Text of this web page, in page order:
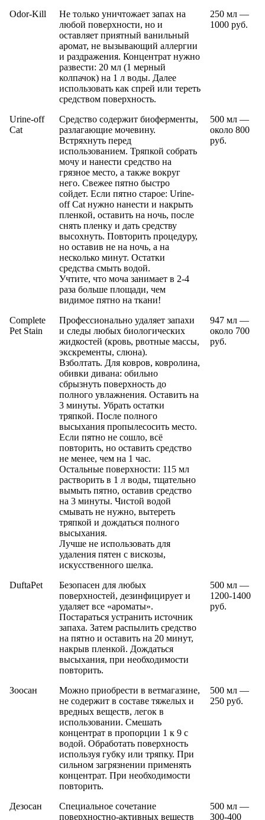
Odor-Kill
Не только уничтожает запах на
любой поверхности, но и
оставляет приятный ванильный
аромат, не вызывающий аллергии
и раздражения. Концентрат нужно
развести: 20 мл (1 мерный
колпачок) на 1 л воды. Далее
использовать как спрей или тереть
средством поверхность.
250 мл —
1000 руб.
Urine-off
Cat
Средство содержит биоферменты,
разлагающие мочевину.
Встряхнуть перед
использованием. Тряпкой собрать
мочу и нанести средство на
грязное место, а также вокруг
него. Свежее пятно быстро
сойдет. Если пятно старое: Urine-
off Cat нужно нанести и накрыть
пленкой, оставить на ночь, после
снять пленку и дать средству
высохнуть. Повторить процедуру,
но оставив не на ночь, а на
несколько минут. Остатки
средства смыть водой.
Учтите, что моча занимает в 2-4
раза больше площади, чем
видимое пятно на ткани!
500 мл —
около 800
руб.
Complete
Pet Stain
Профессионально удаляет запахи
и следы любых биологических
жидкостей (кровь, рвотные массы,
экскременты, слюна).
Взболтать. Для ковров, ковролина,
обивки дивана: обильно
сбрызнуть поверхность до
полного увлажнения. Оставить на
3 минуты. Убрать остатки
тряпкой. После полного
высыхания пропылесосить место.
Если пятно не сошло, всё
повторить, но оставить средство
не менее, чем на 1 час.
Остальные поверхности: 115 мл
растворить в 1 л воды, тщательно
вымыть пятно, оставив средство
на 3 минуты. Чистой водой
смывать не нужно, вытереть
тряпкой и дождаться полного
высыхания.
Лучше не использовать для
удаления пятен с вискозы,
искусственного шелка.
947 мл —
около 700
руб.
DuftaPet
Безопасен для любых
поверхностей, дезинфицирует и
удаляет все «ароматы».
Постараться устранить источник
запаха. Затем распылить средство
на пятно и оставить на 20 минут,
накрыв пленкой. Дождаться
высыхания, при необходимости
повторить.
500 мл —
1200-1400
руб.
Зоосан
Можно приобрести в ветмагазине,
не содержит в составе тяжелых и
вредных веществ, легок в
использовании. Смешать
концентрат в пропорции 1 к 9 с
водой. Обработать поверхность
используя губку или тряпку. При
сильном загрязнении применять
концентрат. При необходимости
повторить.
500 мл —
250 руб.
Дезосан
Специальное сочетание
поверхностно-активных веществ
500 мл —
300-400